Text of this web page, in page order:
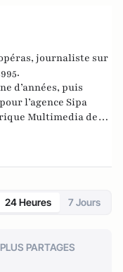
journaliste sur
d’années, puis
l’agence Sipa
Multimedia de
sur Images et de
blogueur, avec Le
24 Heures 7 Jours
PLUS PARTAGES